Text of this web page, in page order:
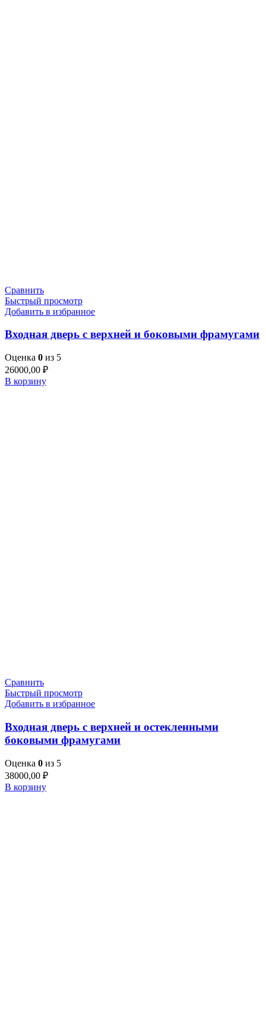
Сравнить
Быстрый просмотр
Добавить в избранное
Входная дверь с верхней и боковыми фрамугами
Оценка 0 из 5
26000,00 ₽
В корзину
Сравнить
Быстрый просмотр
Добавить в избранное
Входная дверь с верхней и остекленными
боковыми фрамугами
Оценка 0 из 5
38000,00 ₽
В корзину